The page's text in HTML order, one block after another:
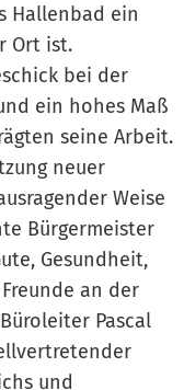
Hallenbad ein
Ort ist.
bei der
ein hohes Maß
seine Arbeit.
neuer
Weise
Bürgermeister
Gesundheit,
an der
Pascal
und